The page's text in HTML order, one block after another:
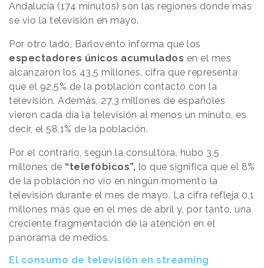
Andalucía (174 minutos) son las regiones donde más
se vio la televisión en mayo.
Por otro lado, Barlovento informa que los
espectadores únicos acumulados en el mes
alcanzaron los 43,5 millones, cifra que representa
que el 92,5% de la población contactó con la
televisión. Además, 27,3 millones de españoles
vieron cada día la televisión al menos un minuto, es
decir, el 58,1% de la población.
Por el contrario, según la consultora, hubo 3,5
millones de “telefóbicos”, lo que significa que el 8%
de la población no vio en ningún momento la
televisión durante el mes de mayo. La cifra refleja 0,1
millones más que en el mes de abril y, por tanto, una
creciente fragmentación de la atención en el
panorama de medios.
El consumo de televisión en streaming